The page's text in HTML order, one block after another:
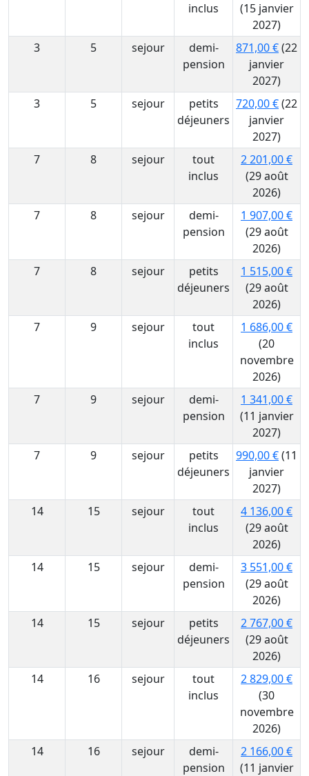
inclus
(15 janvier
2027)
3
5 sejour
demi-
pension
871,00 €(22
janvier
2027)
3
5 sejour
petits
déjeuners
720,00 €(22
janvier
2027)
7
8 sejour
tout
inclus
2 201,00 €
(29 août
2026)
7
8 sejour
demi-
pension
1 907,00 €
(29 août
2026)
7
8 sejour
petits
déjeuners
1 515,00 €
(29 août
2026)
7
9 sejour
tout
inclus
1 686,00 €
(20
novembre
2026)
7
9 sejour
demi-
pension
1 341,00 €
(11 janvier
2027)
7
9 sejour
petits
déjeuners
990,00 €(11
janvier
2027)
14
15 sejour
tout
inclus
4 136,00 €
(29 août
2026)
14
15 sejour
demi-
pension
3 551,00 €
(29 août
2026)
14
15 sejour
petits
déjeuners
2 767,00 €
(29 août
2026)
14
16 sejour
tout
inclus
2 829,00 €
(30
novembre
2026)
14
16 sejour
demi-
pension
2 166,00 €
(11 janvier